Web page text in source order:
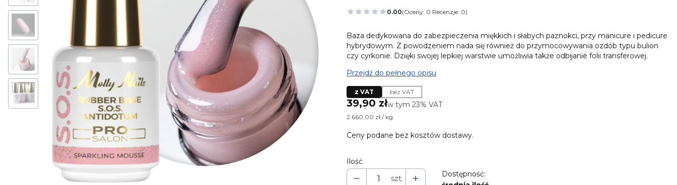
0.00(Oceny: 0 Recenzje: 0)
Przejdź do sekcji Opinie
Baza dedykowana do zabezpieczenia miękkich i słabych paznokci, przy manicure i pedicure
hybrydowym. Z powodzeniem nada się również do przymocowywania ozdób typu bulion
czy cyrkonie. Dzięki swojej lepkiej warstwie umożliwia także odbijanie folii transferowej.
Przejdź do pełnego opisu
z VAT bez VAT
Cena
39,90 złw tym 23% VAT
w tym 23% VAT
2 660,00 zł / kg
Ceny podane bez kosztów dostawy.
Ilość
szt.
Dostępność: